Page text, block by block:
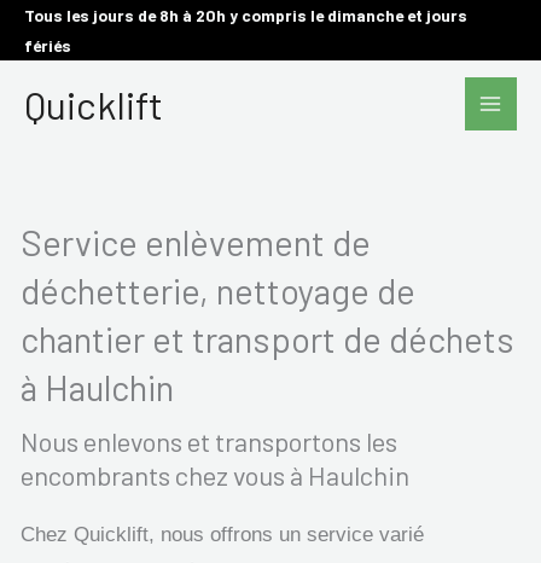
AllerTous les jours de 8h à 20h y compris le dimanche et jours
fériés
Quicklift
Main
Service enlèvement de
déchetterie, nettoyage de
chantier et transport de déchets
à Haulchin
Nous enlevons et transportons les
encombrants chez vous à Haulchin
Chez Quicklift, nous offrons un service varié